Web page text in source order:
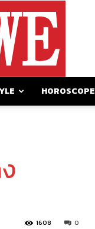
HOROSCOPE
0
1608